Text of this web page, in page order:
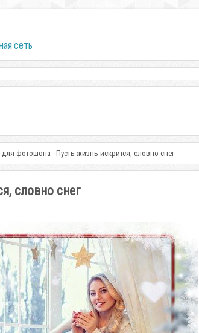
сеть
для фотошопа - Пусть жизнь искрится, словно снег
словно снег